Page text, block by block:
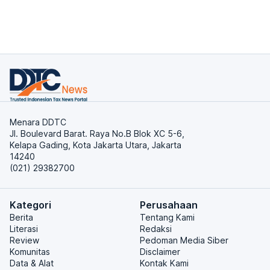
Menara DDTC
Jl. Boulevard Barat. Raya No.B Blok XC 5-6,
Kelapa Gading, Kota Jakarta Utara, Jakarta
14240
(021) 29382700
Kategori
Berita
Literasi
Review
Komunitas
Data & Alat
Perusahaan
Tentang Kami
Redaksi
Pedoman Media Siber
Disclaimer
Kontak Kami